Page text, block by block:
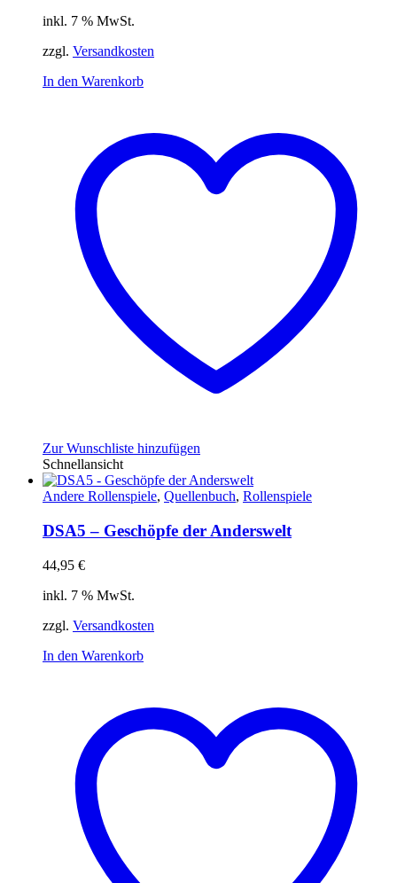
inkl. 7 % MwSt.
zzgl. Versandkosten
In den Warenkorb
Zur Wunschliste hinzufügen
Schnellansicht
Andere Rollenspiele, Quellenbuch, Rollenspiele
DSA5 – Geschöpfe der Anderswelt
44,95 €
inkl. 7 % MwSt.
zzgl. Versandkosten
In den Warenkorb